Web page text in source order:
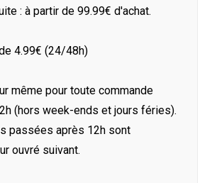
: à partir de 99.99€ d'achat.
4.99€ (24/48h)
même pour toute commande
(hors week-ends et jours féries).
passées après 12h sont
ouvré suivant.